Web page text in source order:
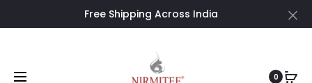
Free Shipping Across India
0